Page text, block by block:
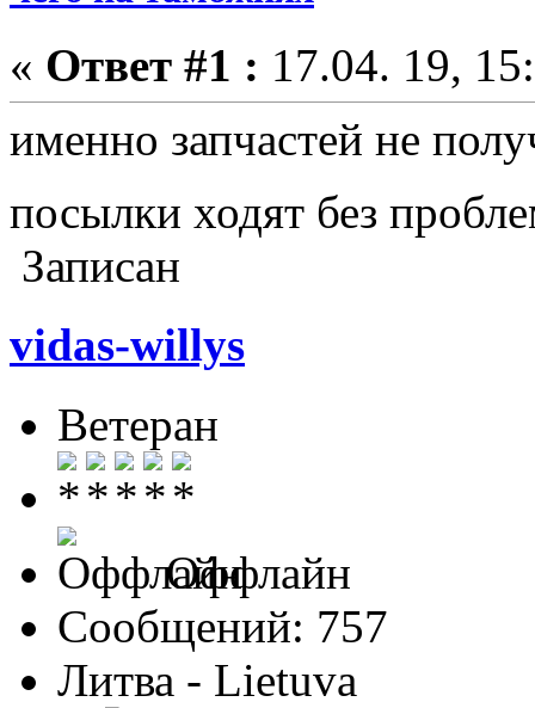
« Ответ #1 : 17.04. 19,
именно запчастей не
посылки ходят без
Записан
vidas-willys
Ветеран
Оффлайн
Сообщений: 757
Литва - Lietuva